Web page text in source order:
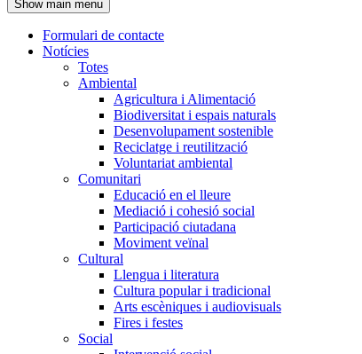
l'encapçalament
Show main menu
Navegació
principal
Formulari de contacte
Notícies
Totes
Ambiental
Agricultura i Alimentació
Biodiversitat i espais naturals
Desenvolupament sostenible
Reciclatge i reutilització
Voluntariat ambiental
Comunitari
Educació en el lleure
Mediació i cohesió social
Participació ciutadana
Moviment veïnal
Cultural
Llengua i literatura
Cultura popular i tradicional
Arts escèniques i audiovisuals
Fires i festes
Social